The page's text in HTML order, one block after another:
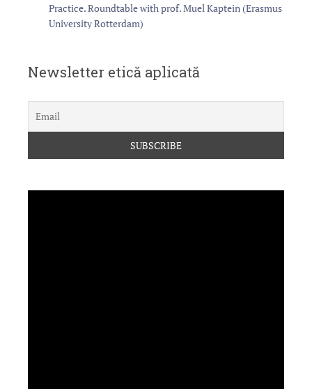
Practice. Roundtable with prof. Muel Kaptein (Erasmus
University Rotterdam)
Newsletter etică aplicată